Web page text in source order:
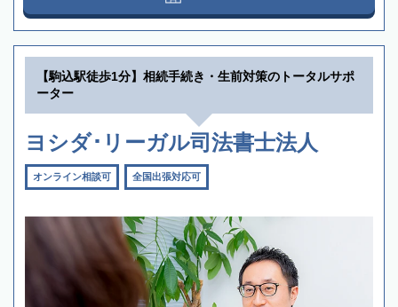
【駒込駅徒歩1分】相続手続き・生前対策のトータルサポ
ーター
ヨシダ･リーガル司法書士法人
オンライン相談可 全国出張対応可